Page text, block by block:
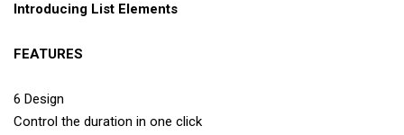
Introducing List Elements
FEATURES
6 Design
Control the duration in one click